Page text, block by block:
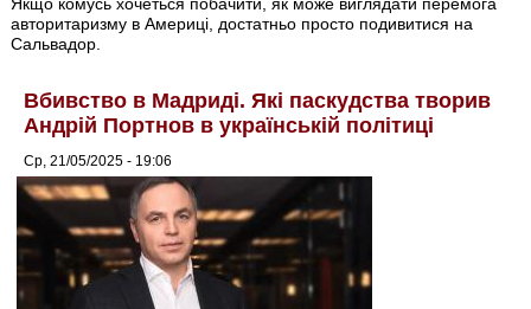
Якщо комусь хочеться побачити, як може виглядати перемога
авторитаризму в Америці, достатньо просто подивитися на
Сальвадор.
Вбивство в Мадриді. Які паскудства творив
Андрій Портнов в українській політиці
Ср, 21/05/2025 - 19:06